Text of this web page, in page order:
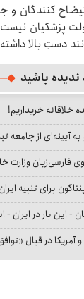
کنندگان
پزشکیان
دستِ بالا
ندیده باشید
خلاقانه خریداریم!
آیینه‌ای از جامعه
وزارت
برای تنبیه
- این بار در ایران
آمریکا در قبال